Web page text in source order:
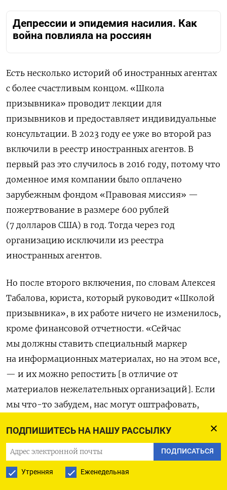
ПОДПИШИТЕСЬ НА НАШУ РАССЫЛКУ
ПОДПИСАТЬСЯ
Утренняя Еженедельная
Депрессии и эпидемия насилия. Как
война повлияла на россиян
Есть несколько историй об иностранных агентах
с более счастливым концом. «Школа
призывника» проводит лекции для
призывников и предоставляет индивидуальные
консультации. В 2023 году ее уже во второй раз
включили в реестр иностранных агентов. В
первый раз это случилось в 2016 году, потому что
доменное имя компании было оплачено
зарубежным фондом «Правовая миссия» —
пожертвование в размере 600 рублей
(7 долларов США) в год. Тогда через год
организацию исключили из реестра
иностранных агентов.
Но после второго включения, по словам Алексея
Табалова, юриста, который руководит «Школой
призывника», в их работе ничего не изменилось,
кроме финансовой отчетности. «Сейчас
мы должны ставить специальный маркер
на информационных материалах, но на этом все,
— и их можно репостить [в отличие от
материалов нежелательных организаций]. Если
мы что-то забудем, нас могут оштрафовать,
за границей. Мы боялись, что будет негативная
реакция людей, но когда людям нужна помощь,
им все равно, кто ее оказывает — иностранный
агент или нет».